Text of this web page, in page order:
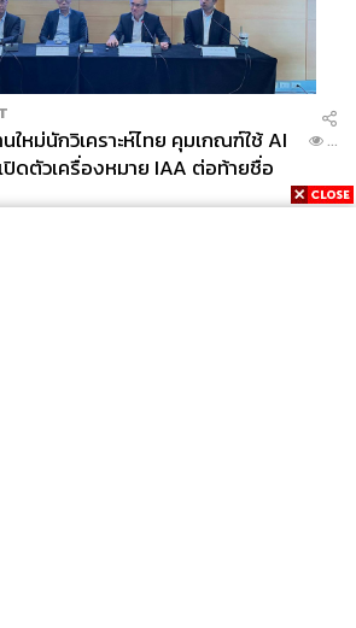
ใหม่นักวิเคราะห์ไทย คุมเกณฑ์ใช้ AI
ปิดตัวเครื่องหมาย IAA ต่อท้ายชื่อ
...